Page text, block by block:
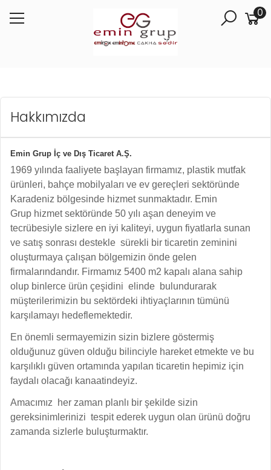
0
Hakkımızda
Emin Grup İç ve Dış Ticaret A.Ş.
1969 yılında faaliyete başlayan firmamız, plastik mutfak
ürünleri, bahçe mobilyaları ve ev gereçleri sektöründe
Karadeniz bölgesinde hizmet sunmaktadır. Emin
Grup hizmet sektöründe 50 yılı aşan deneyim ve
tecrübesiyle sizlere en iyi kaliteyi, uygun fiyatlarla sunan
ve satış sonrası destekle sürekli bir ticaretin zeminini
oluşturmaya çalışan bölgemizin önde gelen
firmalarındandır. Firmamız 5400 m2 kapalı alana sahip
olup binlerce ürün çeşidini elinde bulundurarak
müşterilerimizin bu sektördeki ihtiyaçlarının tümünü
karşılamayı hedeflemektedir.
En önemli sermayemizin sizin bizlere göstermiş
olduğunuz güven olduğu bilinciyle hareket etmekte ve bu
karşılıklı güven ortamında yapılan ticaretin hepimiz için
faydalı olacağı kanaatindeyiz.
Amacımız her zaman planlı bir şekilde sizin
gereksinimlerinizi tespit ederek uygun olan ürünü doğru
zamanda sizlerle buluşturmaktır.